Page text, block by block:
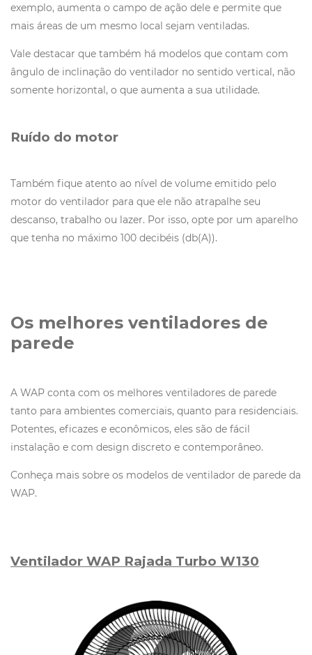
exemplo, aumenta o campo de ação dele e permite que
mais áreas de um mesmo local sejam ventiladas.
Vale destacar que também há modelos que contam com
ângulo de inclinação do ventilador no sentido vertical, não
somente horizontal, o que aumenta a sua utilidade.
Ruído do motor
Também fique atento ao nível de volume emitido pelo
motor do ventilador para que ele não atrapalhe seu
descanso, trabalho ou lazer. Por isso, opte por um aparelho
que tenha no máximo 100 decibéis (db(A)).
Os melhores ventiladores de
parede
A WAP conta com os melhores ventiladores de parede
tanto para ambientes comerciais, quanto para residenciais.
Potentes, eficazes e econômicos, eles são de fácil
instalação e com design discreto e contemporâneo.
Conheça mais sobre os modelos de ventilador de parede da
WAP.
Ventilador WAP Rajada Turbo W130